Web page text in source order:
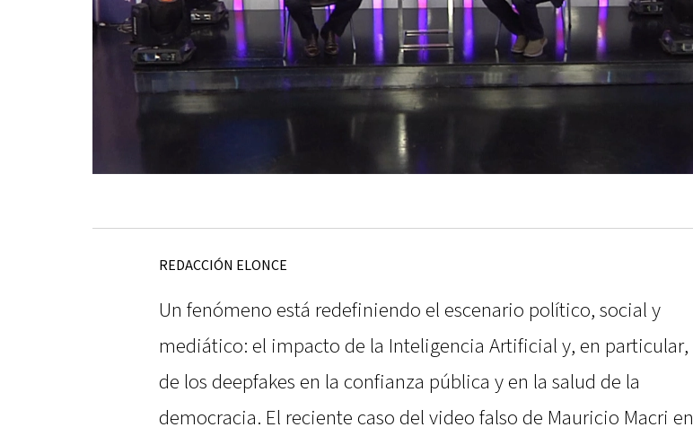
REDACCIÓN ELONCE
Un fenómeno está redefiniendo el escenario político, social y
mediático: el impacto de la Inteligencia Artificial y, en particular,
de los deepfakes en la confianza pública y en la salud de la
democracia. El reciente caso del video falso de Mauricio Macri en